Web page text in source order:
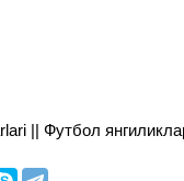
|| Футбол